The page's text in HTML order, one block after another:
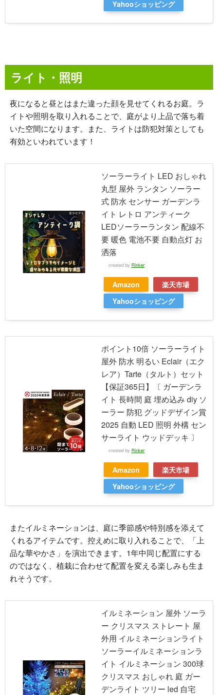
Yahooショッピング
ライト・照明
夜になると昼とはまた違った顔を見せてくれるお庭。ラ
イトや照明を取り入れることで、庭がより上品で落ち着
いた空間になります。また、ライトは防犯対策としても
有効といわれています！
ソーラーライト LED おしゃれ
丸型 屋外 ランタン ソーラー
式 防水 センサー ガーデンラ
イト レトロ アンティーク
LEDソーラーランタン 配線不
要 暖色 電池不要 自動点灯 お
洒落
created by Rinker
Amazon
楽天市場
Yahooショッピング
ポイント10倍 ソーラーライト
屋外 防水 明るい Eclair（エク
レア）Tarte（タルト）セット
【保証365日】〔 ガーデンラ
イト 長時間 庭 埋め込み diy ソ
ーラー 防犯 グッドデザイン賞
2025 自動 LED 照明 外構 セン
サーライト ウッドデッキ 〕
created by Rinker
Amazon
楽天市場
Yahooショッピング
またイルミネーションは、庭に季節感や特別感を添えて
くれるアイテムです。控えめに取り入れることで、「上
品な華やかさ」を演出できます。1年中同じ配置にする
のではなく、植栽に合わせて配置を変える楽しみも生ま
れそうです。
イルミネーション 屋外 ソーラ
ー クリスマス ストレート 屋
外用 イルミネーションライト
ソーラーイルミネーションラ
イト イルミネーション 300球
クリスマス おしゃれ 庭 ガー
デンライト ツリー led 自宅